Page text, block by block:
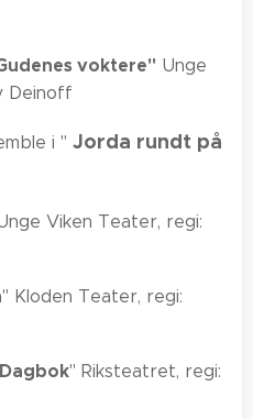
voktere" Unge
Deinoff
i " Jorda rundt på
Viken Teater, regi:
" Kloden Teater, regi:
" Riksteatret, regi: